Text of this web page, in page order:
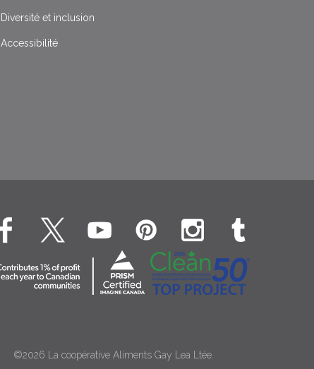
Diversité et inclusion
Accessibilité
©2026 La coopérative Aliments Gay Lea Ltée.